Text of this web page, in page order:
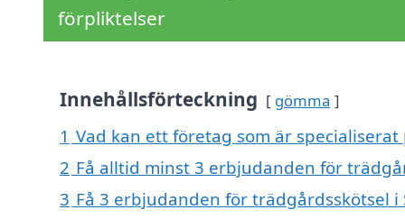
förpliktelser
Innehållsförteckning gömma
1 Vad kan ett företag som är
2 Få alltid minst 3 erbjudanden för
3 Få 3 erbjudanden för trädgårdsskötsel